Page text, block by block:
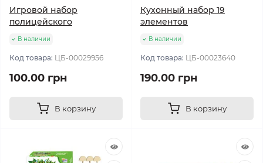
Игровой набор
полицейского
В наличии
Код товара: ЦБ-00029956
100.00 грн
В корзину
Кухонный набор 19
элементов
В наличии
Код товара: ЦБ-00023640
190.00 грн
В корзину